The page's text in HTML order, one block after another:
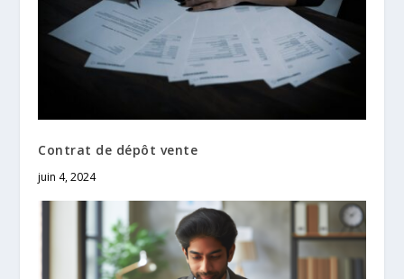
Contrat de dépôt vente
juin 4, 2024